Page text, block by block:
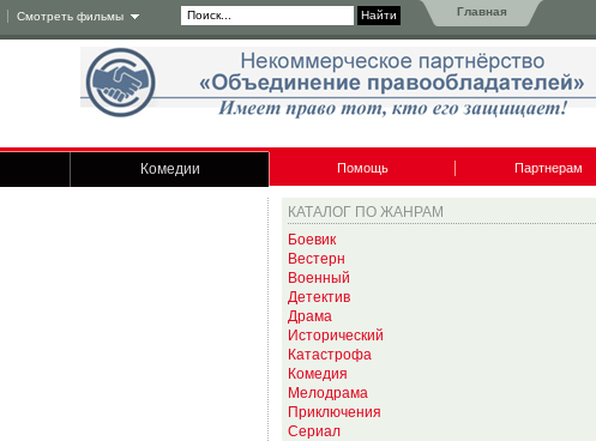
Смотреть фильмы Главная
Комедии Помощь Партнерам
КАТАЛОГ ПО ЖАНРАМ
Боевик
Вестерн
Военный
Детектив
Драма
Исторический
Катастрофа
Комедия
Мелодрама
Приключения
Сериал